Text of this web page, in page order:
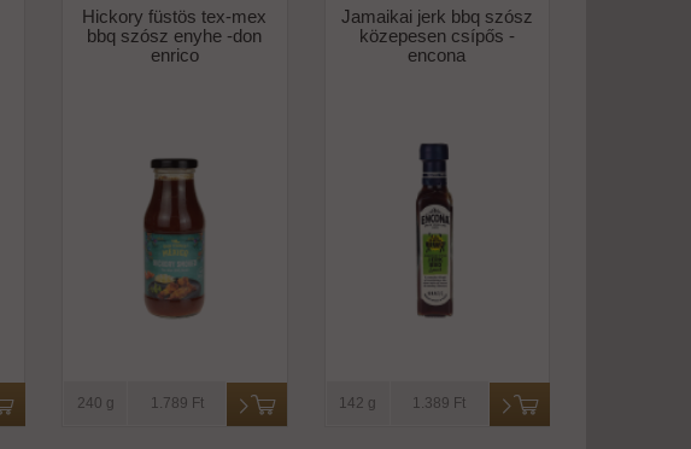
Hickory füstös tex-mex
bbq szósz enyhe -don
enrico
240 g 1.789 Ft
Jamaikai jerk bbq szósz
közepesen csípős -
encona
142 g 1.389 Ft